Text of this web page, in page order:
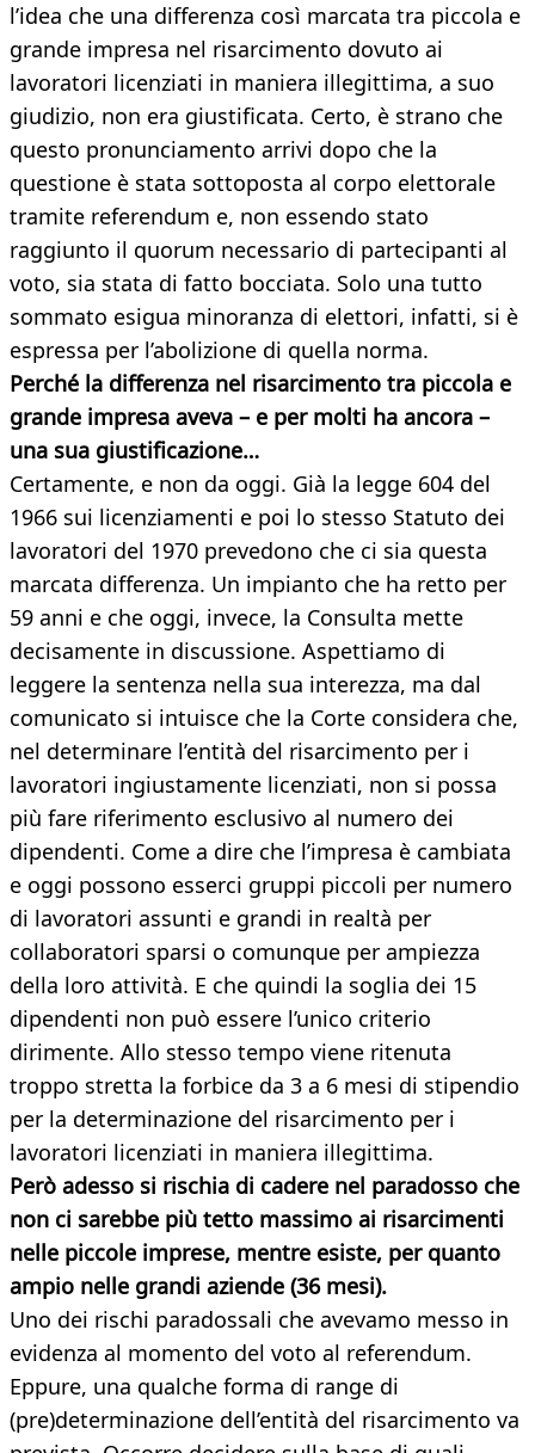
l’idea che una differenza così marcata tra piccola e
grande impresa nel risarcimento dovuto ai
lavoratori licenziati in maniera illegittima, a suo
giudizio, non era giustificata. Certo, è strano che
questo pronunciamento arrivi dopo che la
questione è stata sottoposta al corpo elettorale
tramite referendum e, non essendo stato
raggiunto il quorum necessario di partecipanti al
voto, sia stata di fatto bocciata. Solo una tutto
sommato esigua minoranza di elettori, infatti, si è
espressa per l’abolizione di quella norma.
Perché la differenza nel risarcimento tra piccola e
grande impresa aveva – e per molti ha ancora –
una sua giustificazione…
Certamente, e non da oggi. Già la legge 604 del
1966 sui licenziamenti e poi lo stesso Statuto dei
lavoratori del 1970 prevedono che ci sia questa
marcata differenza. Un impianto che ha retto per
59 anni e che oggi, invece, la Consulta mette
decisamente in discussione. Aspettiamo di
leggere la sentenza nella sua interezza, ma dal
comunicato si intuisce che la Corte considera che,
nel determinare l’entità del risarcimento per i
lavoratori ingiustamente licenziati, non si possa
più fare riferimento esclusivo al numero dei
dipendenti. Come a dire che l’impresa è cambiata
e oggi possono esserci gruppi piccoli per numero
di lavoratori assunti e grandi in realtà per
collaboratori sparsi o comunque per ampiezza
della loro attività. E che quindi la soglia dei 15
dipendenti non può essere l’unico criterio
dirimente. Allo stesso tempo viene ritenuta
troppo stretta la forbice da 3 a 6 mesi di stipendio
per la determinazione del risarcimento per i
lavoratori licenziati in maniera illegittima.
Però adesso si rischia di cadere nel paradosso che
non ci sarebbe più tetto massimo ai risarcimenti
nelle piccole imprese, mentre esiste, per quanto
ampio nelle grandi aziende (36 mesi).
Uno dei rischi paradossali che avevamo messo in
evidenza al momento del voto al referendum.
Eppure, una qualche forma di range di
(pre)determinazione dell’entità del risarcimento va